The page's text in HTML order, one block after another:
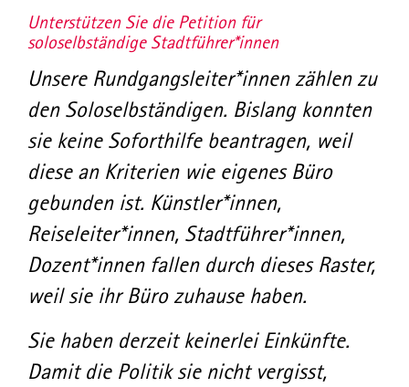
Unterstützen Sie die Petition für
soloselbständige Stadtführer*innen
Unsere Rundgangsleiter*innen zählen zu
den Soloselbständigen. Bislang konnten
sie keine Soforthilfe beantragen, weil
diese an Kriterien wie eigenes Büro
gebunden ist. Künstler*innen,
Reiseleiter*innen, Stadtführer*innen,
Dozent*innen fallen durch dieses Raster,
weil sie ihr Büro zuhause haben.
Sie haben derzeit keinerlei Einkünfte.
Damit die Politik sie nicht vergisst,